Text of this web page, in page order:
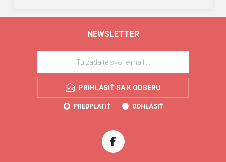
NEWSLETTER
PRIHLÁSIŤ SA K ODBERU
PREDPLATIŤ ODHLÁSIŤ